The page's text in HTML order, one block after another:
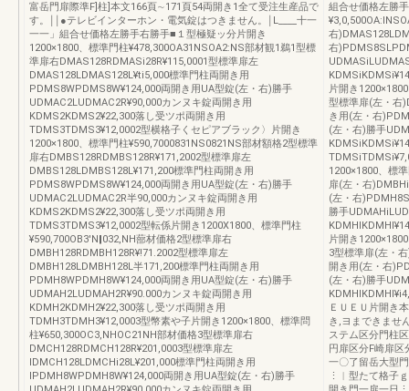
富岳門扉際準F]柱]本文166頁∼171頁54両開き1全て受注生産品で
す。￨￨●テレビインターホン・電気錠はつきません。￨L____十一
一一」組合せ価格左勝手右勝手■１型極疑ッ分片開き
1200×1800、標準門柱¥478,300OA31NSOA2:NS部材観1鵜1型標
準扉右DMAS128RDMASi28R¥115,0001型標準扉左
DMAS128LDMAS128L¥ti5,000標準門柱両開き用
PDMS8WPDMS8W¥124,000両開き用UA型錠(左・右)勝手
UDMAC2LUDMAC2R¥90,000カンヌキ錠両開き用
KDMS2KDMS2¥22,300落し受ツポ両開き用
TDMS3TDMS3¥12,0002型横格子くセピアブラック〉片開き
1200×1800、標準門柱¥590,7000831NS0821NS部材額格2型標準
扉右DMBS128RDMBS128R¥171,2002型標準扉左
DMBS128LDMBS128L¥171,200標準門柱両開き用
PDMS8WPDMS8W¥124,000両開き用UA型錠(左・右)勝手
UDMAC2LUDMAC2R半90,000カンヌキ錠両開き用
KDMS2KDMS2¥22,300落し受ツポ両開き用
TDMS3TDMS3¥12,0002型転係片開き1200X1800、標準門柱
¥590,700OB3'N‖032,NH蔀材価格2型標準扉右
DMBH128RDMBH128R¥!71.2002型標準扉左
DMBH128LDMBH128L半171,200標準門柱両開き用
PDMH8WPDMH8W¥124,000両開き用UA型錠(左・右)勝手
UDMAH2LUDMAH2R¥90.000カンヌキ錠両開き用
KDMH2KDMH2¥22,300落し受ツポ両開き用
TDMH3TDMH3¥12,0003型幣素や子片開き1200×1800、標準問
柱¥650,300OC3,NHOC21NH部材価格3型標準扉右
DMCH128RDMCH128R¥201,0003型標準扉左
IDMCH128LDMCHi28L¥201,000標準門柱両開き用
IPDMH8WPDMH8W¥124,000両開き用UA型錠(左・右)勝手
組合せ価格左勝
右
右
片開き
型標準扉(左・右
き用(左・右
(左・右)勝手
1200×1800、標
扉(左・右
(左・右
勝手
片開き
3型標準扉(左・
開き用(左・右
(左・右)勝手
ＥＵＥＵ片開き
き,ヨまできませ
ステム区分門柱
円扉区分F崎扉
一〇了留岳大型
⋮︱型たて格子